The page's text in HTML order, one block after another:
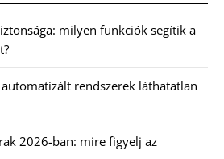
milyen funkciók segítik a
rendszerek láthatatlan
2026-ban: mire figyelj az